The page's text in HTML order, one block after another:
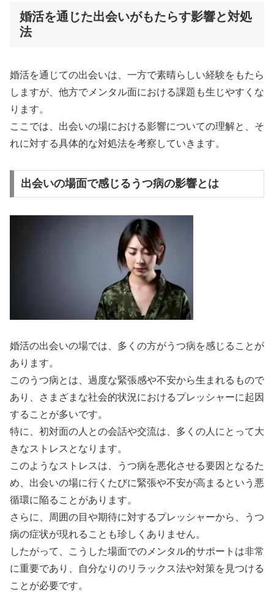
婚活を通じた出会いがもたらす影響と対処
法
婚活を通じての出会いは、一方で素晴らしい経験をもたら
しますが、他方でメンタル面における課題も生じやすくな
ります。
ここでは、出会いの場における影響についての理解と、そ
れに対する具体的な対処法を考察していきます。
出会いの場面で感じるうつ病の影響とは
婚活の出会いの場では、多くの方がうつ病を感じることが
あります。
このうつ病とは、過度な緊張感や不安から生まれるもので
あり、さまざまな社会的状況におけるプレッシャーに起因
することが多いです。
特に、初対面の人との会話や交流は、多くの人にとって大
きなストレスとなります。
このようなストレスは、うつ病を悪化させる要因となるた
め、出会いの場に行くたびに緊張や不安が高まるという悪
循環に陥ることがあります。
さらに、周囲の目や期待に対するプレッシャーから、うつ
病の症状が現れることも珍しくありません。
したがって、こうした場面でのメンタル的サポートは非常
に重要であり、自分なりのリラックス法や対策を見つける
ことが必要です。